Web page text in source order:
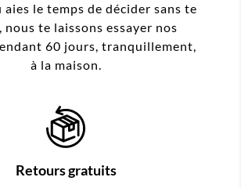
le temps de décider sans te
nous te laissons essayer nos
60 jours, tranquillement,
à la maison.
Retours gratuits